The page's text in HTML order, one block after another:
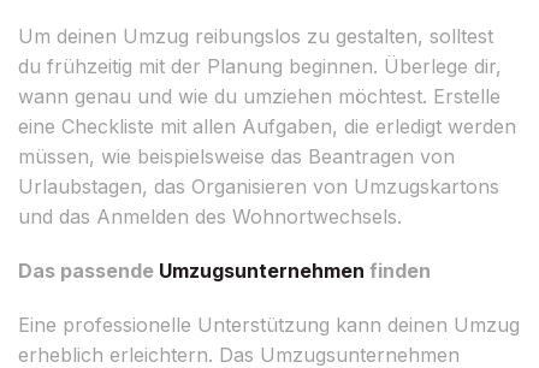
Um deinen Umzug reibungslos zu gestalten, solltest
du frühzeitig mit der Planung beginnen. Überlege dir,
wann genau und wie du umziehen möchtest. Erstelle
eine Checkliste mit allen Aufgaben, die erledigt werden
müssen, wie beispielsweise das Beantragen von
Urlaubstagen, das Organisieren von Umzugskartons
und das Anmelden des Wohnortwechsels.
Das passende Umzugsunternehmen finden
Eine professionelle Unterstützung kann deinen Umzug
erheblich erleichtern. Das Umzugsunternehmen